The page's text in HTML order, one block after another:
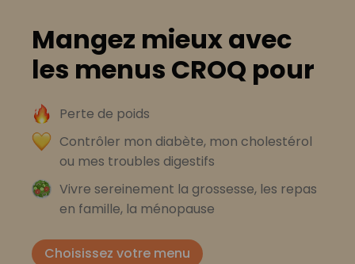
Mangez mieux avec
les menus CROQ pour
Perte de poids
Contrôler mon diabète, mon cholestérol
ou mes troubles digestifs
Vivre sereinement la grossesse, les repas
en famille, la ménopause
Choisissez votre menu